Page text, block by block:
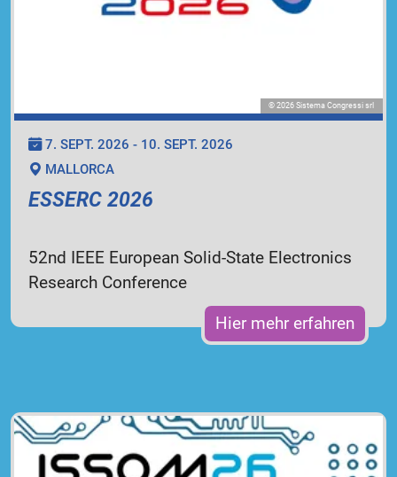
© 2026 Sistema Congressi srl
7. SEPT. 2026 - 10. SEPT. 2026
MALLORCA
ESSERC 2026
52nd IEEE European Solid-State Electronics
Research Conference
Hier mehr erfahren